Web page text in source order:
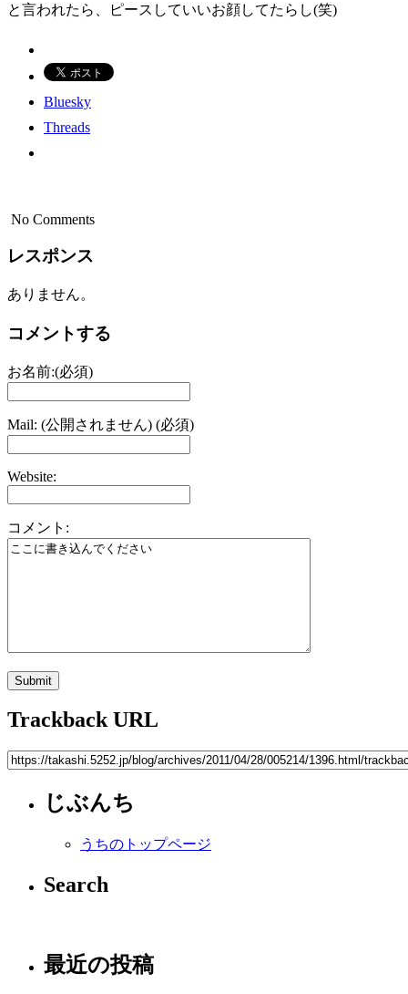
と言われたら、ピースしていいお顔してたらし(笑)
Bluesky
Threads
No Comments
レスポンス
ありません。
コメントする
お名前:(必須)
Mail: (公開されません) (必須)
Website:
コメント:
Trackback URL
じぶんち
うちのトップページ
Search
最近の投稿